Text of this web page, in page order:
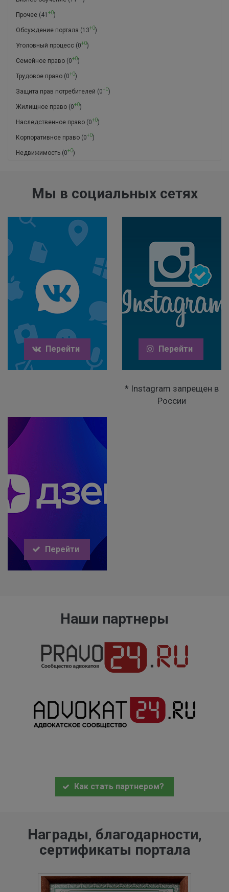
Прочее (41 +0)
Обсуждение портала (13+0)
Уголовный процесс (0+0)
Семейное право (0+0)
Трудовое право (0+0)
Защита прав потребителей (0+0)
Жилищное право (0+0)
Наследственное право (0+0)
Корпоративное право (0+0)
Недвижимость (0+0)
Мы в социальных сетях
Перейти Перейти
* Instagram запрещен в
России
Перейти
Наши партнеры
Как стать партнером?
Награды, благодарности,
сертификаты портала